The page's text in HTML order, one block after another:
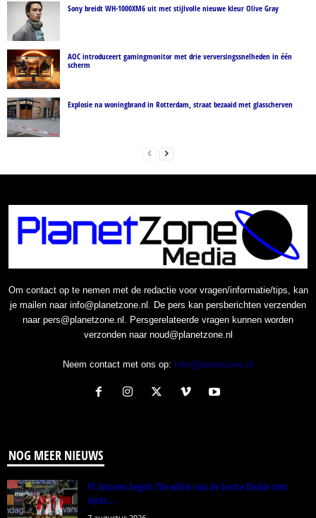
Sony breidt WH-1000XM6 uit met stijlvolle nieuwe kleur Olive Gray
AOC introduceert gamingmonitor met drie verversingssnelheden in één
scherm
Explosie na woningbrand in Rotterdam, straat bezaaid met glasscherven
Om contact op te nemen met de redactie voor vragen/informatie/tips, kan
je mailen naar info@planetzone.nl. De pers kan persberichten verzenden
naar pers@planetzone.nl. Persgerelateerde vragen kunnen worden
verzonden naar noud@planetzone.nl
Neem contact met ons op: Info@planetzone.nl
NOG MEER NIEUWS
FC Emmen begint 70e editie van de Eerste Divisie met
nipte...